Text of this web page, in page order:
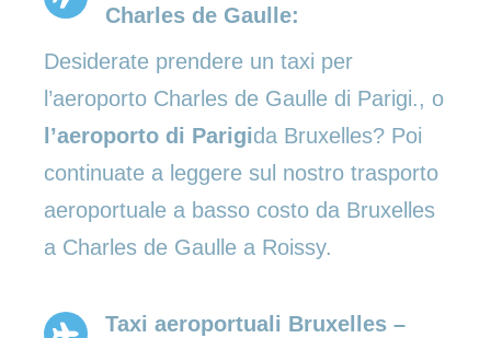
Charles de Gaulle:
Desiderate prendere un taxi per
l’aeroporto Charles de Gaulle di Parigi., o
l’aeroporto di Parigida Bruxelles? Poi
continuate a leggere sul nostro trasporto
aeroportuale a basso costo da Bruxelles
a Charles de Gaulle a Roissy.
Taxi aeroportuali Bruxelles –